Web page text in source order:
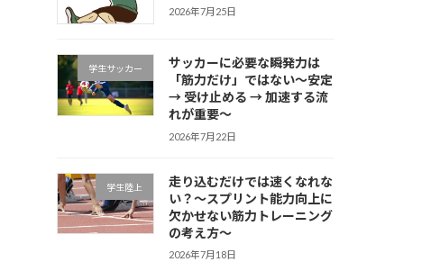
2026年7月25日
学生サッカー
サッカーに必要な瞬発力は
「筋力だけ」ではない～安定
→ 受け止める → 加速する流
れが重要～
2026年7月22日
学生陸上
走り込むだけでは速くなれな
い？～スプリント能力向上に
欠かせない筋力トレーニング
の考え方～
2026年7月18日